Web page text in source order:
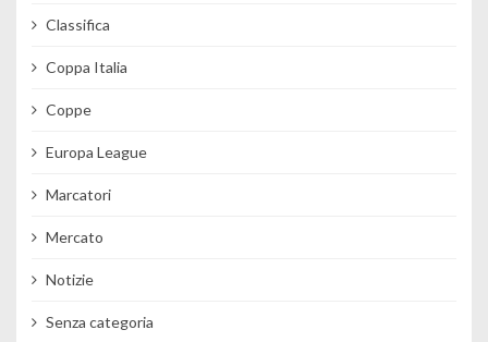
Classifica
Coppa Italia
Coppe
Europa League
Marcatori
Mercato
Notizie
Senza categoria